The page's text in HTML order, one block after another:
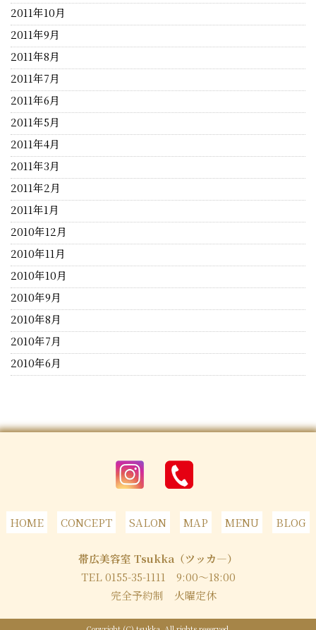
2011年10月
2011年9月
2011年8月
2011年7月
2011年6月
2011年5月
2011年4月
2011年3月
2011年2月
2011年1月
2010年12月
2010年11月
2010年10月
2010年9月
2010年8月
2010年7月
2010年6月
HOME CONCEPT SALON MAP MENU BLOG
帯広美容室 Tsukka（ツッカ―）
TEL 0155-35-1111 9:00～18:00
完全予約制 火曜定休